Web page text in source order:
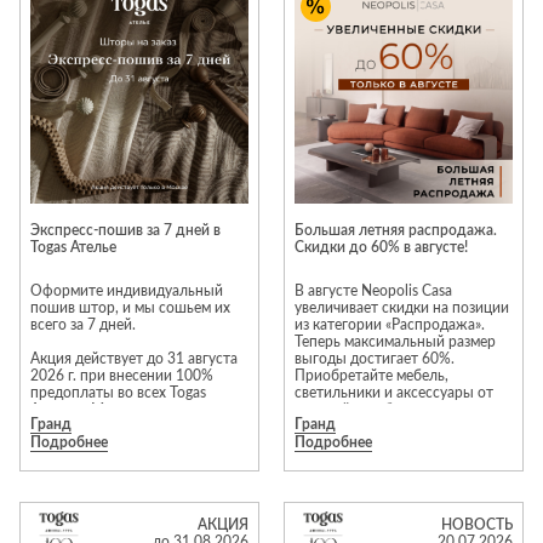
Приставные
столики
Сервировочные
столики
Туалетные
столики
Все стулья
Стулья
Табуреты
Двери
Входные двери
двери
Беседки,
павильоны,
зонты
Грили и очаги
Диваны
Кресла и
шезлонги
ресторанов и
Столы
Сантехника
Душ
Торшеры
Уличный свет
Товары для
дома
Ароматы для
дома и
косметика
Бытовая химия
Вешалки
Гладильные
доски
Экспресс-пошив за 7 дней в
Togas Ателье
Оформите индивидуальный
пошив штор, и мы сошьем их
всего за 7 дней.
Акция действует до 31 августа
2026 г. при внесении 100%
предоплаты во всех Togas
В предложении участвует
Предложение
распространяется на прямые
Гранд
Подробнее
Большая летняя распродажа.
Скидки до 60% в августе!
В августе Neopolis Casa
увеличивает скидки на позиции
из категории «Распродажа».
Теперь максимальный размер
выгоды достигает 60%.
Приобретайте мебель,
светильники и аксессуары от
привлекательных условиях!*
и современности моделей. В
акции участвуют
Гранд
Подробнее
АКЦИЯ
НОВОСТЬ